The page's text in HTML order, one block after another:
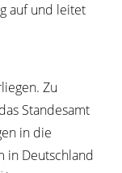
auf und leitet
Zu
Standesamt
in die
in Deutschland